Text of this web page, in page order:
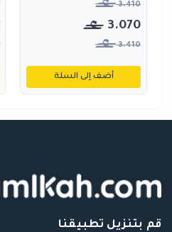
3.410
3.070
3.410
أضف إلى السلة
قم بتنزيل تطبيقنا